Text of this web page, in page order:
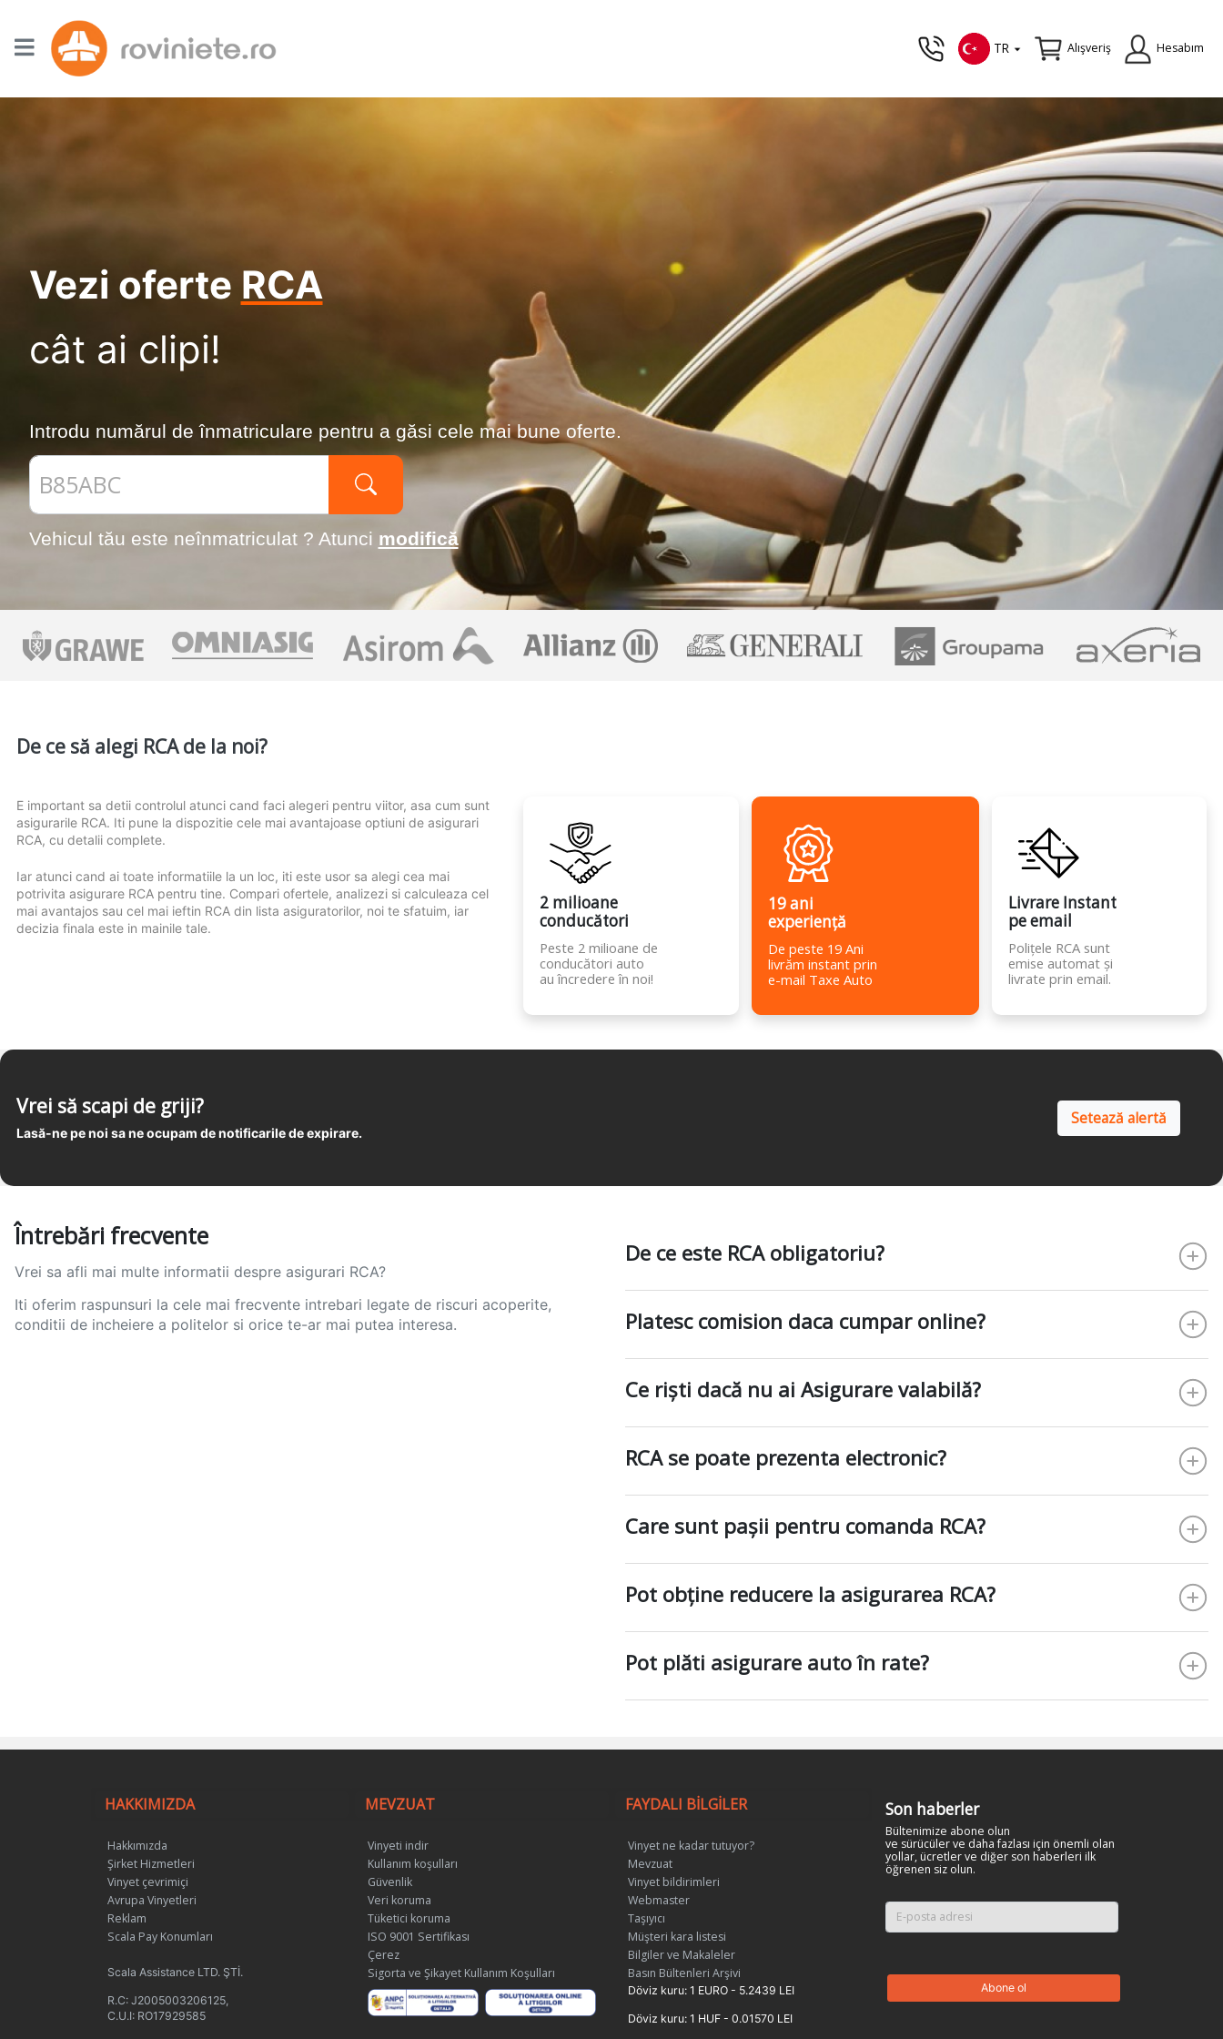
TR Alışveriş Hesabım
Vezi oferte RCA
cât ai clipi!
Introdu numărul de înmatriculare pentru a găsi cele mai bune oferte.
Vehicul tău este neînmatriculat ? Atunci modifică
De ce să alegi RCA de la noi?
E important sa detii controlul atunci cand faci alegeri pentru viitor, asa cum sunt
asigurarile RCA. Iti pune la dispozitie cele mai avantajoase optiuni de asigurari
RCA, cu detalii complete.
Iar atunci cand ai toate informatiile la un loc, iti este usor sa alegi cea mai
potrivita asigurare RCA pentru tine. Compari ofertele, analizezi si calculeaza cel
mai avantajos sau cel mai ieftin RCA din lista asiguratorilor, noi te sfatuim, iar
decizia finala este in mainile tale.
2 milioane
conducători
Peste 2 milioane de
conducători auto
au încredere în noi!
19 ani
experiență
De peste 19 Ani
livrăm instant prin
e-mail Taxe Auto
Livrare Instant
pe email
Polițele RCA sunt
emise automat și
livrate prin email.
Vrei să scapi de griji?
Lasă-ne pe noi sa ne ocupam de notificarile de expirare.
Setează alertă
Întrebări frecvente
Vrei sa afli mai multe informatii despre asigurari RCA?
Iti oferim raspunsuri la cele mai frecvente intrebari legate de riscuri acoperite,
conditii de incheiere a politelor si orice te-ar mai putea interesa.
De ce este RCA obligatoriu?
Platesc comision daca cumpar online?
Ce riști dacă nu ai Asigurare valabilă?
RCA se poate prezenta electronic?
Care sunt pașii pentru comanda RCA?
Pot obține reducere la asigurarea RCA?
Pot plăti asigurare auto în rate?
HAKKIMIZDA
Hakkımızda
Şirket Hizmetleri
Vinyet çevrimiçi
Avrupa Vinyetleri
Reklam
Scala Pay Konumları
Scala Assistance LTD. ŞTİ.
R.C: J2005003206125,
C.U.I: RO17929585
MEVZUAT
Vinyeti indir
Kullanım koşulları
Güvenlik
Veri koruma
Tüketici koruma
ISO 9001 Sertifikası
Çerez
Sigorta ve Şikayet Kullanım Koşulları
FAYDALI BİLGİLER
Vinyet ne kadar tutuyor?
Mevzuat
Vinyet bildirimleri
Webmaster
Taşıyıcı
Müşteri kara listesi
Bilgiler ve Makaleler
Basın Bültenleri Arşivi
Döviz kuru: 1 EURO - 5.2439 LEI
Döviz kuru: 1 HUF - 0.01570 LEI
Son haberler
Bültenimize abone olun
ve sürücüler ve daha fazlası için önemli olan
yollar, ücretler ve diğer son haberleri ilk
öğrenen siz olun.